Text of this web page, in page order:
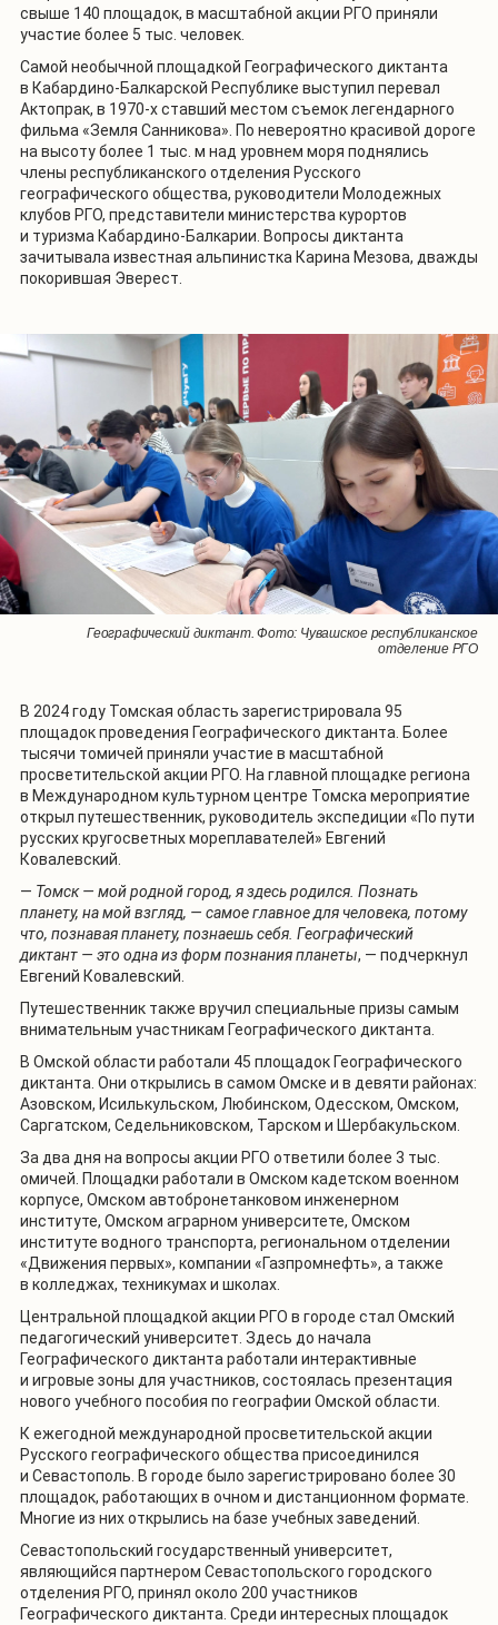
свыше 140 площадок, в масштабной акции РГО приняли
участие более 5 тыс. человек.
Самой необычной площадкой Географического диктанта
в Кабардино-Балкарской Республике выступил перевал
Актопрак, в 1970-х ставший местом съемок легендарного
фильма «Земля Санникова». По невероятно красивой дороге
на высоту более 1 тыс. м над уровнем моря поднялись
члены республиканского отделения Русского
географического общества, руководители Молодежных
клубов РГО, представители министерства курортов
и туризма Кабардино-Балкарии. Вопросы диктанта
зачитывала известная альпинистка Карина Мезова, дважды
покорившая Эверест.
Географический диктант. Фото: Чувашское республиканское
отделение РГО
Географический диктант. Фото: Чувашское республиканское
отделение РГО
Географический диктант. Фото: Чувашское республиканское
отделение РГО
Географический диктант. Фото: Красноярское краевое отделение РГО
Географический диктант. Фото: Красноярское краевое отделение РГО
Географический диктант. Фото: Красноярское краевое отделение РГО
Географический диктант. Фото: Дагестанское республиканское
отделение РГО
В 2024 году Томская область зарегистрировала 95
площадок проведения Географического диктанта. Более
тысячи томичей приняли участие в масштабной
просветительской акции РГО. На главной площадке региона
в Международном культурном центре Томска мероприятие
открыл путешественник, руководитель экспедиции «По пути
русских кругосветных мореплавателей» Евгений
Ковалевский.
— Томск — мой родной город, я здесь родился. Познать
планету, на мой взгляд, — самое главное для человека, потому
что, познавая планету, познаешь себя. Географический
диктант — это одна из форм познания планеты, — подчеркнул
Евгений Ковалевский.
Путешественник также вручил специальные призы самым
внимательным участникам Географического диктанта.
В Омской области работали 45 площадок Географического
диктанта. Они открылись в самом Омске и в девяти районах:
Азовском, Исилькульском, Любинском, Одесском, Омском,
Саргатском, Седельниковском, Тарском и Шербакульском.
За два дня на вопросы акции РГО ответили более 3 тыс.
омичей. Площадки работали в Омском кадетском военном
корпусе, Омском автобронетанковом инженерном
институте, Омском аграрном университете, Омском
институте водного транспорта, региональном отделении
«Движения первых», компании «Газпромнефть», а также
в колледжах, техникумах и школах.
Центральной площадкой акции РГО в городе стал Омский
педагогический университет. Здесь до начала
Географического диктанта работали интерактивные
и игровые зоны для участников, состоялась презентация
нового учебного пособия по географии Омской области.
К ежегодной международной просветительской акции
Русского географического общества присоединился
и Севастополь. В городе было зарегистрировано более 30
площадок, работающих в очном и дистанционном формате.
Многие из них открылись на базе учебных заведений.
Севастопольский государственный университет,
являющийся партнером Севастопольского городского
отделения РГО, принял около 200 участников
Географического диктанта. Среди интересных площадок